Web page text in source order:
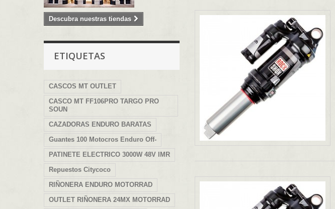
Descubra nuestras tiendas
ETIQUETAS
CASCOS MT OUTLET
CASCO MT FF106PRO TARGO PRO
SOUN
CAZADORAS ENDURO BARATAS
Guantes 100 Motocros Enduro Off-
PATINETE ELECTRICO 3000W 48V IMR
Repuestos Citycoco
RIÑONERA ENDURO MOTORRAD
OUTLET RIÑONERA 24MX MOTORRAD